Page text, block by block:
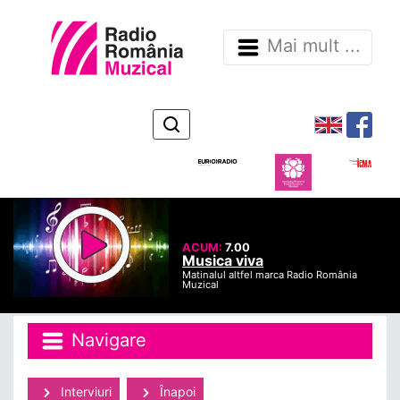
Mai mult ...
ACUM:7.00
Musica viva
Matinalul altfel marca Radio România
Muzical
Navigare
Interviuri Înapoi